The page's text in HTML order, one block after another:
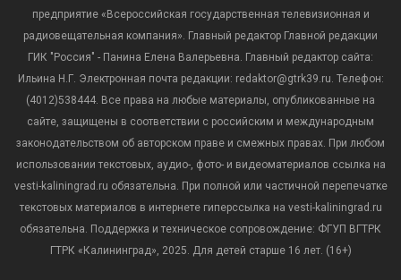
предприятие «Всероссийская государственная телевизионная и
радиовещательная компания». Главный редактор Главной редакции
ГИК "Россия" - Панина Елена Валерьевна. Главный редактор сайта:
Ильина Н.Г. Электронная почта редакции: redaktor@gtrk39.ru. Телефон:
(4012)538444. Все права на любые материалы, опубликованные на
сайте, защищены в соответствии с российским и международным
законодательством об авторском праве и смежных правах. При любом
использовании текстовых, аудио-, фото- и видеоматериалов ссылка на
vesti-kaliningrad.ru обязательна. При полной или частичной перепечатке
текстовых материалов в интернете гиперссылка на vesti-kaliningrad.ru
обязательна. Поддержка и техническое сопровождение: ФГУП ВГТРК
ГТРК «Калининград», 2025. Для детей старше 16 лет. (16+)